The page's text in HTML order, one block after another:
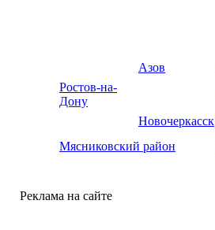
Азов
Ростов-на-
Дону
Новочеркасск
Мясниковский район
Реклама на сайте